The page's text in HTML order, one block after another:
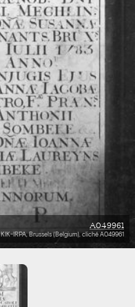
A049961
KIK-IRPA, Brussels (Belgium), cliché A049961